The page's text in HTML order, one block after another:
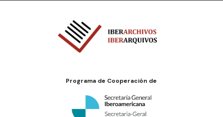
Programa de Cooperación de